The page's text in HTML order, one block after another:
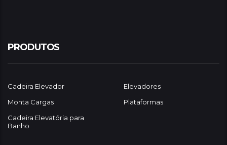
PRODUTOS
Cadeira Elevador
Elevadores
Monta Cargas
Plataformas
Cadeira Elevatória para
Banho